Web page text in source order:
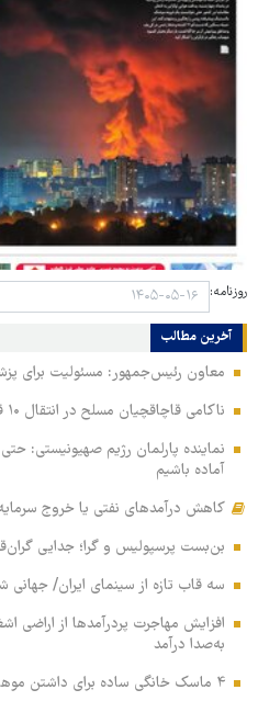
روزنامه:
آخرین مطالب
معاون رئیس‌جمهور: مسئولیت برای
ناکامی قاچاقچیان مسلح در انتقال ۱۰ قبضه سلاح به داخل کشور
نماینده پارلمان رژیم صهیونیستی:
آماده باشیم
کاهش درآمدهای نفتی یا خروج
بن‌بست پرسپولیس و گرا؛ جدایی
سه قاب تازه از سینمای ایران/
افزایش مهاجرت پردرآمدها از اراضی
به‌صدا درآمد
۴ ماسک خانگی ساده برای داشتن موهایی نرم، درخشان و سالم